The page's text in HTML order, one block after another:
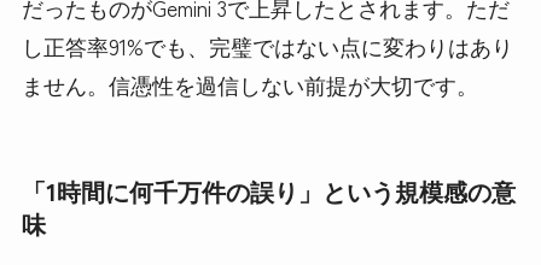
だったものがGemini 3で上昇したとされます。ただ
し正答率91%でも、完璧ではない点に変わりはあり
ません。信憑性を過信しない前提が大切です。
「1時間に何千万件の誤り」という規模感の意
味